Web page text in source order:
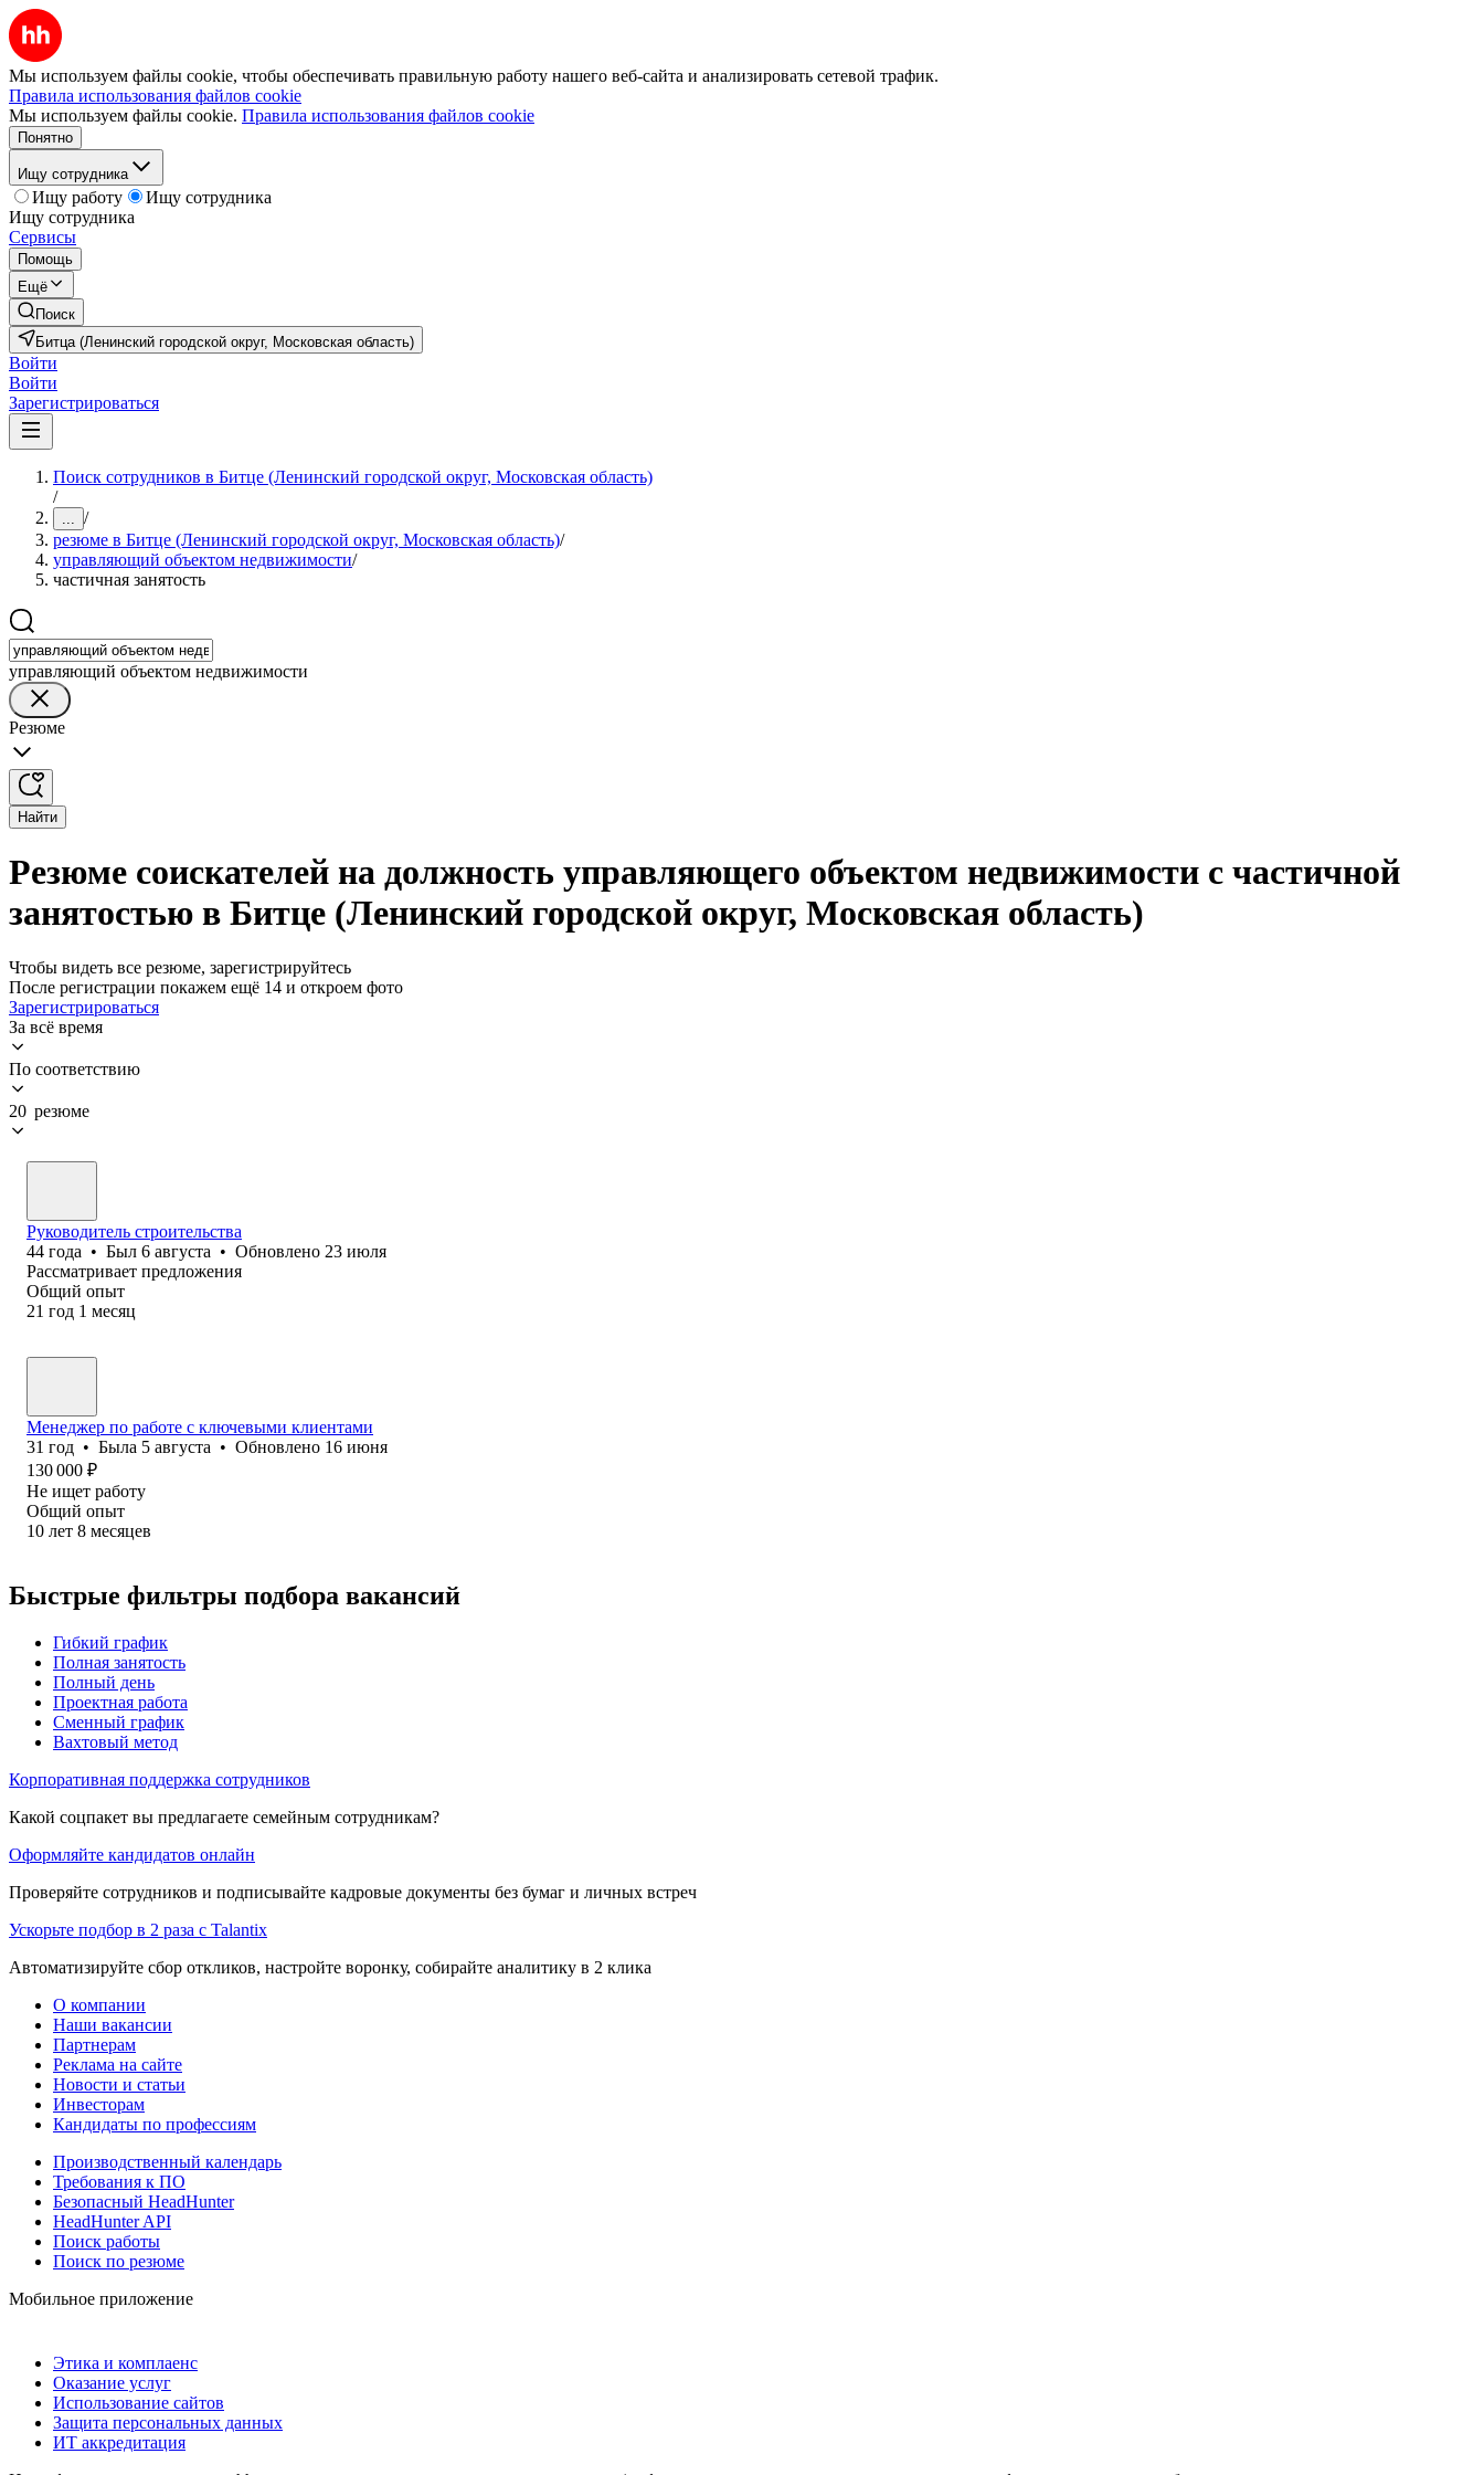
Мы используем файлы cookie, чтобы обеспечивать правильную работу нашего веб-сайта и анализировать сетевой трафик.
Правила использования файлов cookie
Мы используем файлы cookie. Правила использования файлов cookie
Понятно
Ищу сотрудника
Ищу работу
Ищу сотрудника
Ищу сотрудника
Сервисы
Помощь
Ещё
Поиск
Битца (Ленинский городской округ, Московская область)
Войти
Войти
Зарегистрироваться
Поиск сотрудников в Битце (Ленинский городской округ, Московская область)
/
... /
резюме в Битце (Ленинский городской округ, Московская область)/
управляющий объектом недвижимости/
частичная занятость
управляющий объектом недвижимости
Резюме
Найти
Резюме соискателей на должность управляющего объектом недвижимости с частичной
занятостью в Битце (Ленинский городской округ, Московская область)
Чтобы видеть все резюме, зарегистрируйтесь
После регистрации покажем ещё 14 и откроем фото
Зарегистрироваться
За всё время
По соответствию
20 резюме
Руководитель строительства
44 года • Был 6 августа • Обновлено 23 июля
Рассматривает предложения
Общий опыт
21 год 1 месяц
Менеджер по работе с ключевыми клиентами
31 год • Была 5 августа • Обновлено 16 июня
130 000 ₽
Не ищет работу
Общий опыт
10 лет 8 месяцев
Быстрые фильтры подбора вакансий
Гибкий график
Полная занятость
Полный день
Проектная работа
Сменный график
Вахтовый метод
Корпоративная поддержка сотрудников
Какой соцпакет вы предлагаете семейным сотрудникам?
Оформляйте кандидатов онлайн
Проверяйте сотрудников и подписывайте кадровые документы без бумаг и личных встреч
Ускорьте подбор в 2 раза с Talantix
Автоматизируйте сбор откликов, настройте воронку, собирайте аналитику в 2 клика
О компании
Наши вакансии
Партнерам
Реклама на сайте
Новости и статьи
Инвесторам
Кандидаты по профессиям
Производственный календарь
Требования к ПО
Безопасный HeadHunter
HeadHunter API
Поиск работы
Поиск по резюме
Мобильное приложение
Этика и комплаенс
Оказание услуг
Использование сайтов
Защита персональных данных
ИТ аккредитация